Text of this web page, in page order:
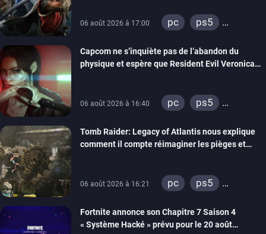
06 août 2026 à 17:00 pc
ps5
switch 2
Capcom ne s’inquiète pas de l’abandon du
physique et espère que Resident Evil Veronica
06 août 2026 à 16:40 pc
ps5
switch 2
Tomb Raider: Legacy of Atlantis nous explique
comment il compte réimaginer les pièges et
06 août 2026 à 16:21 pc
ps5
switch 2
Fortnite annonce son Chapitre 7 Saison 4
« Système Hacké » prévu pour le 20 août